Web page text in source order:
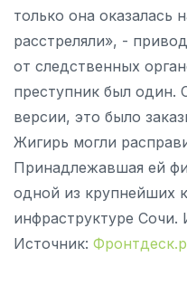
только она оказалась
расстреляли», -
от следственных
преступник был один.
версии, это было
Жигирь могли
Принадлежавшая ей
одной из крупнейших
инфраструктуре Сочи.
Источник: